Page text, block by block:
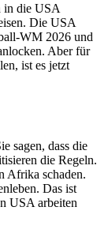
in die USA
Die USA
WM 2026 und
Aber für
ist es jetzt
sagen, dass die
die Regeln.
Afrika schaden.
Das ist
USA arbeiten